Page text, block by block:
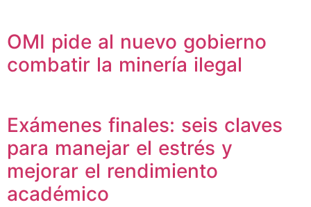
OMI pide al nuevo gobierno
combatir la minería ilegal
Exámenes finales: seis claves
para manejar el estrés y
mejorar el rendimiento
académico